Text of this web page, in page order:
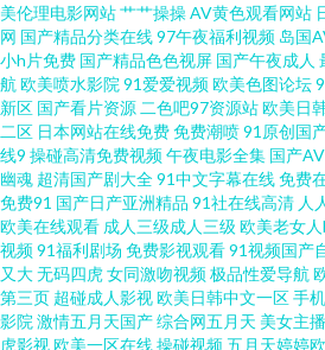
黄色影院 日本天堂网 五月激情网站 自慰影院
网曝福利导航 欧美日A片 熟女后入 亚洲黄色小
也伊人影院 丁香五月剧场 久久视频性交 日韩
锋色情片 91内操 阿v免费在线观看 国产麻豆精
h片 日韩无码青青草原 人妖麻豆视频 超碰人人
品3 日韩殴美 在线观看国产肛交 99青青 福利
美伦理电影网站艹艹操操AV黄色观看网站
网 国产精品分类在线97午夜福利视频 岛国
小h片免费 国产精品色色视屏 国产午夜成人
航 欧美喷水影院 91爱爱视频欧美色图论坛
新区 国产看片资源 二色吧97资源站欧美日
二区 日本网站在线免费免费潮喷91原创国
线9 操碰高清免费视频午夜电影全集 国产
幽魂 超清国产剧大全91中文字幕在线免费
免费91 国产日产亚洲精品 91社在线高清 人
欧美在线观看 成人三级成人三级 欧美老女
视频91福利剧场 免费影视观看91视频国产
又大无码四虎女同激吻视频极品性爱导航
第三页 超碰成人影视欧美日韩中文一区手
影院 激情五月天国产综合网五月天 美女主
虎影视欧美一区在线操碰视频五月天婷婷